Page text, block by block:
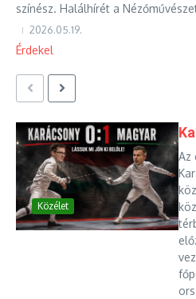
színész. Halálhírét a
2026.05.19.
Érdekel
Közélet
Az